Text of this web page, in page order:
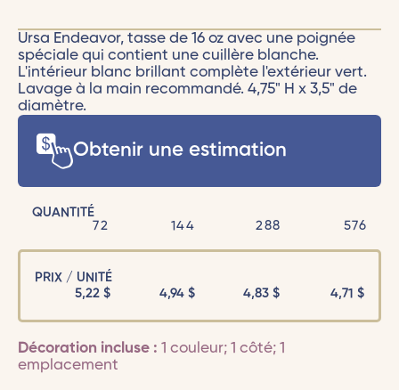
Ursa Endeavor, tasse de 16 oz avec une poignée
spéciale qui contient une cuillère blanche.
L'intérieur blanc brillant complète l'extérieur vert.
Lavage à la main recommandé. 4,75" H x 3,5" de
diamètre.
Obtenir une estimation
QUANTITÉ
72
144 288 576
PRIX / UNITÉ
5,22 $ 4,94$ 4,83$ 4,71$
Décoration incluse : 1 couleur; 1 côté; 1
emplacement